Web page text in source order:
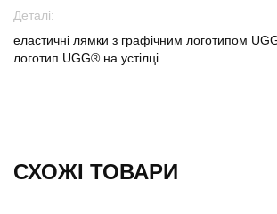
Деталі:
еластичні лямки з графічним логотипом
логотип UGG® на устілці
СХОЖІ ТОВАРИ